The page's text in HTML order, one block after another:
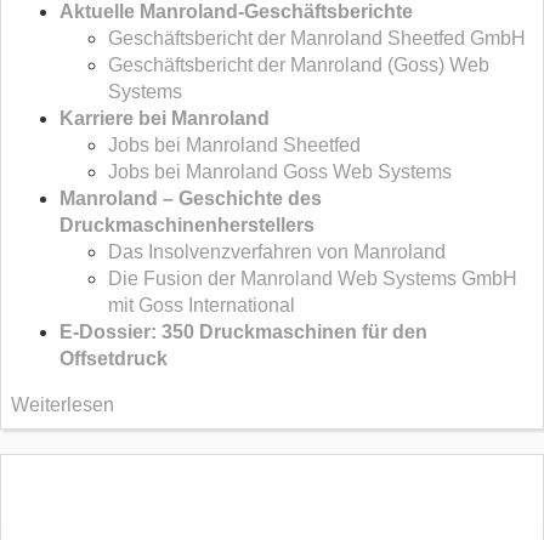
Aktuelle Manroland-Geschäftsberichte
Geschäftsbericht der Manroland Sheetfed GmbH
Geschäftsbericht der Manroland (Goss) Web
Systems
Karriere bei Manroland
Jobs bei Manroland Sheetfed
Jobs bei Manroland Goss Web Systems
Manroland – Geschichte des
Druckmaschinenherstellers
Das Insolvenzverfahren von Manroland
Die Fusion der Manroland Web Systems GmbH
mit Goss International
E-Dossier: 350 Druckmaschinen für den
Offsetdruck
Weiterlesen